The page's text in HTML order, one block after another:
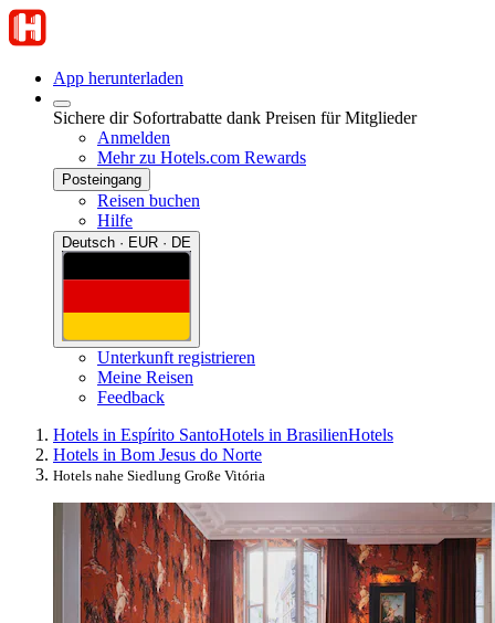
App herunterladen
Sichere dir Sofortrabatte dank Preisen für Mitglieder
Anmelden
Mehr zu Hotels.com Rewards
Posteingang
Reisen buchen
Hilfe
Deutsch · EUR · DE
Unterkunft registrieren
Meine Reisen
Feedback
Hotels in Espírito SantoHotels in BrasilienHotels
Hotels in Bom Jesus do Norte
Hotels nahe Siedlung Große Vitória